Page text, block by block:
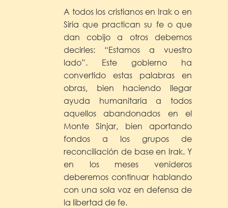
A todos los cristianos en Irak o en
Siria que practican su fe o que
dan cobijo a otros debemos
decirles: “Estamos a vuestro
lado”. Este gobierno ha
convertido estas palabras en
obras, bien haciendo llegar
ayuda humanitaria a todos
aquellos abandonados en el
Monte Sinjar, bien aportando
fondos a los grupos de
reconciliación de base en Irak. Y
en los meses venideros
deberemos continuar hablando
con una sola voz en defensa de
la libertad de fe.